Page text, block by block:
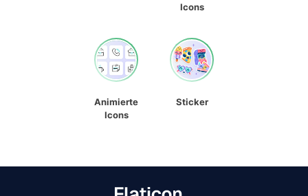
Icons
Animierte
Icons
Sticker